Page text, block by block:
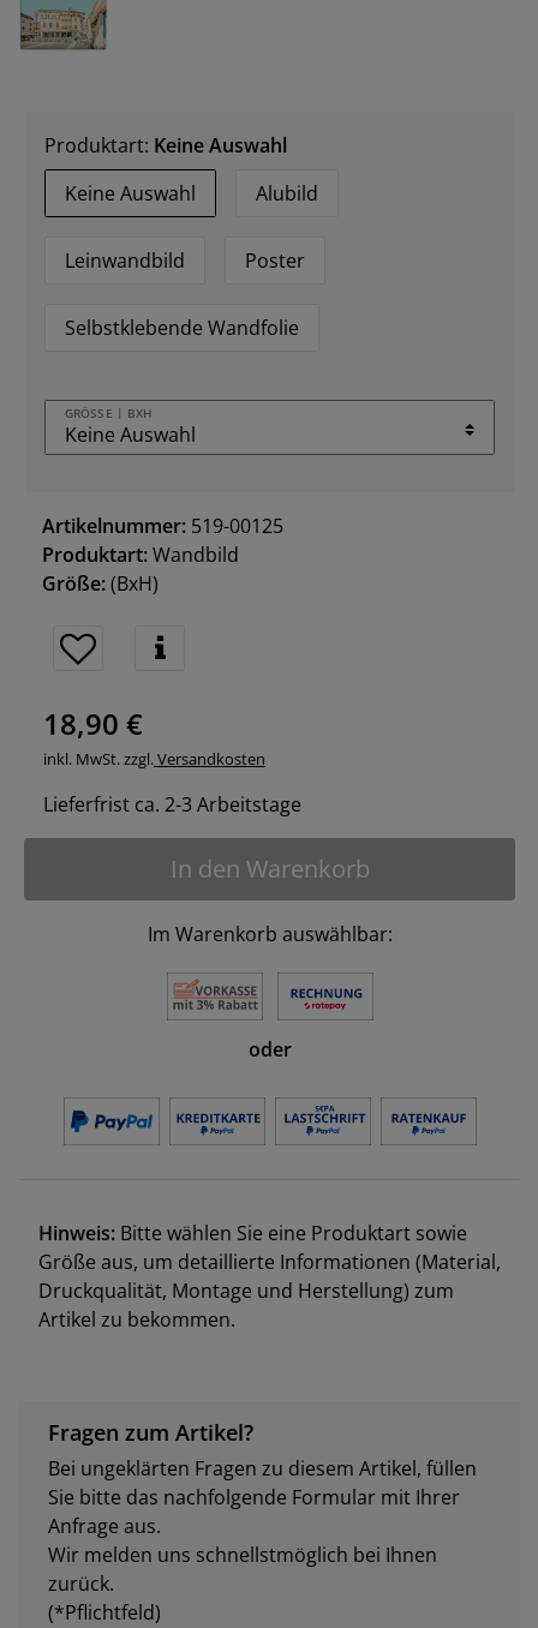
Produktart: Keine Auswahl
Keine Auswahl
Alubild
Leinwandbild Poster
Selbstklebende Wandfolie
GRÖSSE | BXH
Artikelnummer: 519-00125
Produktart:Wandbild
Größe:(BxH)
18,90 €
inkl. MwSt. zzgl.Versandkosten
Lieferfrist ca. 2-3 Arbeitstage
In den Warenkorb
Im Warenkorb auswählbar:
oder
Hinweis: Bitte wählen Sie eine Produktart sowie
Größe aus, um detaillierte Informationen (Material,
Druckqualität, Montage und Herstellung) zum
Artikel zu bekommen.
Fragen zum Artikel?
Bei ungeklärten Fragen zu diesem Artikel, füllen
Sie bitte das nachfolgende Formular mit Ihrer
Anfrage aus.
Wir melden uns schnellstmöglich bei Ihnen
zurück.
(*Pflichtfeld)